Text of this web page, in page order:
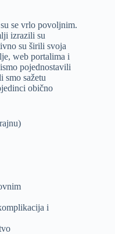
se vrlo povoljnim.
izrazili su
su širili svoja
web portalima i
pojednostavili
smo sažetu
obično
i